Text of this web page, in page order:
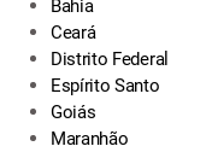
Bahia
Ceará
Distrito Federal
Espírito Santo
Goiás
Maranhão